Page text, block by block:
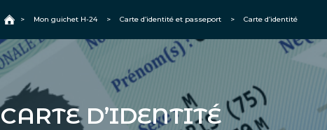
Accueil
> Mon guichet H-24 > Carte d’identité et passeport > Carte d’identité
CARTE D’IDENTITÉ